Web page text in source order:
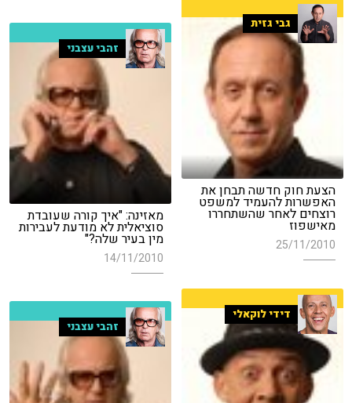
גבי גזית
הצעת חוק חדשה תבחן את
האפשרות להעמיד למשפט
רוצחים לאחר שהשתחררו
מאישפוז
25/11/2010
זהבי עצבני
מאזינה: "איך קורה שעובדת
סוציאלית לא מודעת לעבירות
מין בעיר שלה?"
14/11/2010
דידי לוקאלי
זהבי עצבני